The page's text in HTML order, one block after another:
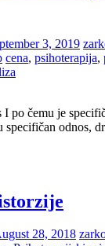
3, 2019
cena, psihoterapija,
I po čemu je
specifičan odnos,
28, 2018